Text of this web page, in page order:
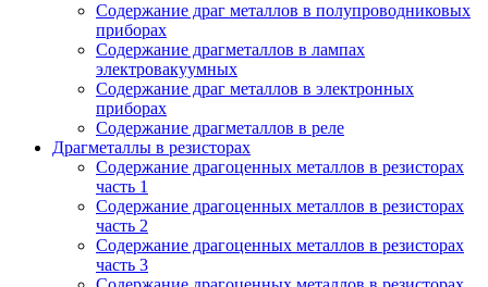
Содержание драг металлов в полупроводниковых
приборах
Содержание драгметаллов в лампах
электровакуумных
Содержание драг металлов в электронных
приборах
Содержание драгметаллов в реле
Драгметаллы в резисторах
Содержание драгоценных металлов в резисторах
часть 1
Содержание драгоценных металлов в резисторах
часть 2
Содержание драгоценных металлов в резисторах
часть 3